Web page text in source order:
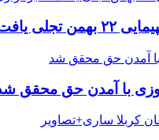
راهپیمایی کردند
با آمدن حق محقق